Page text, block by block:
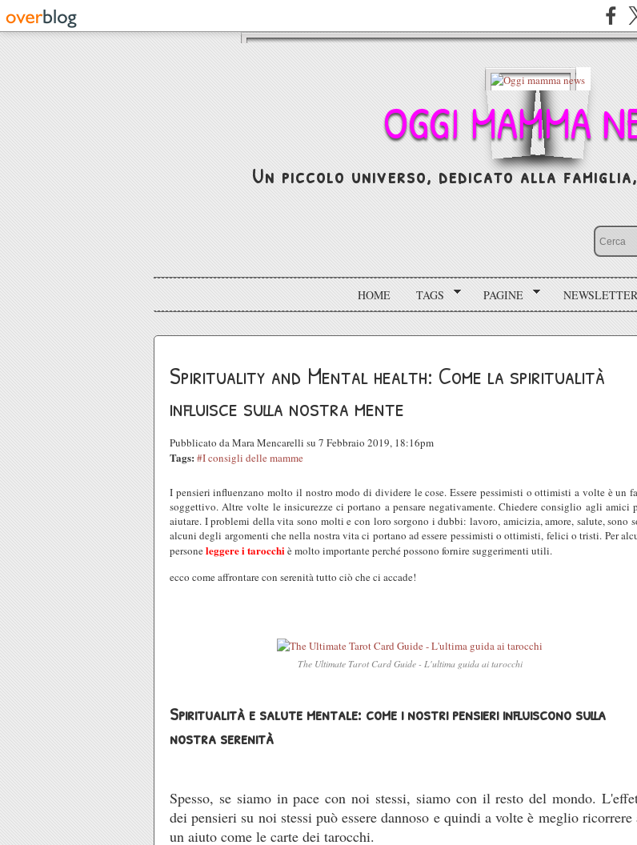
OGGI MAMMA
Un piccolo universo, dedicato alla
HOME TAGS PAGINE NEWSLETTER
Spirituality and Mental health: Come la spiritualità
influisce sulla nostra mente
Pubblicato da Mara Mencarelli su 7 Febbraio 2019, 18:16pm
Tags: #I consigli delle mamme
I pensieri influenzano molto il nostro modo di dividere le cose. Essere pessimisti o ottimisti a volte è un
soggettivo. Altre volte le insicurezze ci portano a pensare negativamente. Chiedere consiglio agli amici
aiutare. I problemi della vita sono molti e con loro sorgono i dubbi: lavoro, amicizia, amore, salute, sono
alcuni degli argomenti che nella nostra vita ci portano ad essere pessimisti o ottimisti, felici o tristi. Per
personeleggere i tarocchiè molto importante perché possono fornire suggerimenti utili.
ecco come affrontare con serenità tutto ciò che ci accade!
The Ultimate Tarot Card Guide - L'ultima guida ai tarocchi
Spiritualità e salute mentale: come i nostri pensieri influiscono sulla
nostra serenità
Spesso, se siamo in pace con noi stessi, siamo con il resto del mondo.
dei pensieri su noi stessi può essere dannoso e quindi a volte è meglio ricorrere
un aiuto come le carte dei tarocchi.